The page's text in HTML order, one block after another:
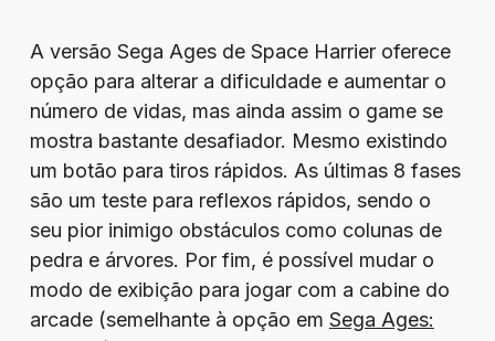
A versão Sega Ages de Space Harrier oferece
opção para alterar a dificuldade e aumentar o
número de vidas, mas ainda assim o game se
mostra bastante desafiador. Mesmo existindo
um botão para tiros rápidos. As últimas 8 fases
são um teste para reflexos rápidos, sendo o
seu pior inimigo obstáculos como colunas de
pedra e árvores. Por fim, é possível mudar o
modo de exibição para jogar com a cabine do
arcade (semelhante à opção em Sega Ages: